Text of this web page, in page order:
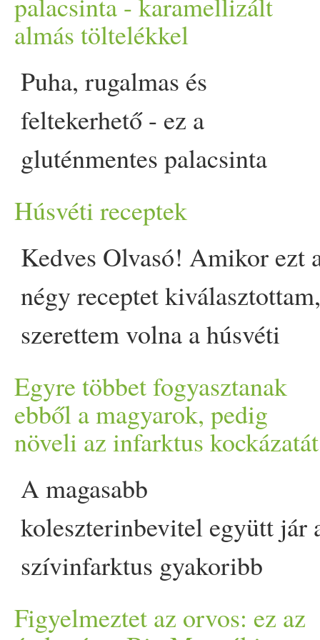
tojás hulladék már a
üzem fejfájást okozó
immár nyolc éve appeared
almás töltelékkel
Puha, rugalmas és
feltekerhető - ez a
gluténmentes palacsinta
karamellizált almás
töltelékkel bizonyítja: az
érzékenység vagy éppen a
tudatos étkezés nem feltétlen
jelent lemondást. A
generációkon átívelő
kedvenc, és mindig képes új
gluténmentes változat
bizonyítja, hogy a klasszikus
fogásokról sem kell
lemondani - akkor sem, ha
Húsvéti receptek
Kedves Olvasó! Amikor ezt
négy receptet kiválasztottam,
szerettem volna a húsvéti
asztalt egyszerre
hagyományőrzővé és mégis
frissé, könnyeddé tenni.
Ebben a kis gyűjteményben
olyan fogásokat találsz,
amelyekben a tavasz
alapanyagai találkoznak a
Egyre többet fogyasztanak
ebből a magyarok, pedig
növeli az infarktus kockázatát
A magasabb
koleszterinbevitel együtt jár
szívinfarktus gyakoribb
előfordulásával - derül ki
Figyelmeztet az orvos: ez az